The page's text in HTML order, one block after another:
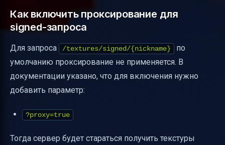
Как включить проксирование для
signed-запроса
Для запроса /textures/signed/{nickname}
по
умолчанию проксирование не применяется. В
документации указано, что для включения нужно
добавить параметр:
?proxy=true
Тогда сервер будет стараться получить текстуры